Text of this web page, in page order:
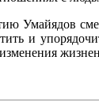
Умайядов
и